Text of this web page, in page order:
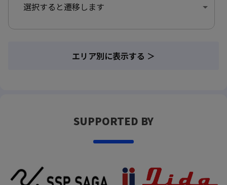
選択すると遷移します
エリア別に表示する ＞
SUPPORTED BY